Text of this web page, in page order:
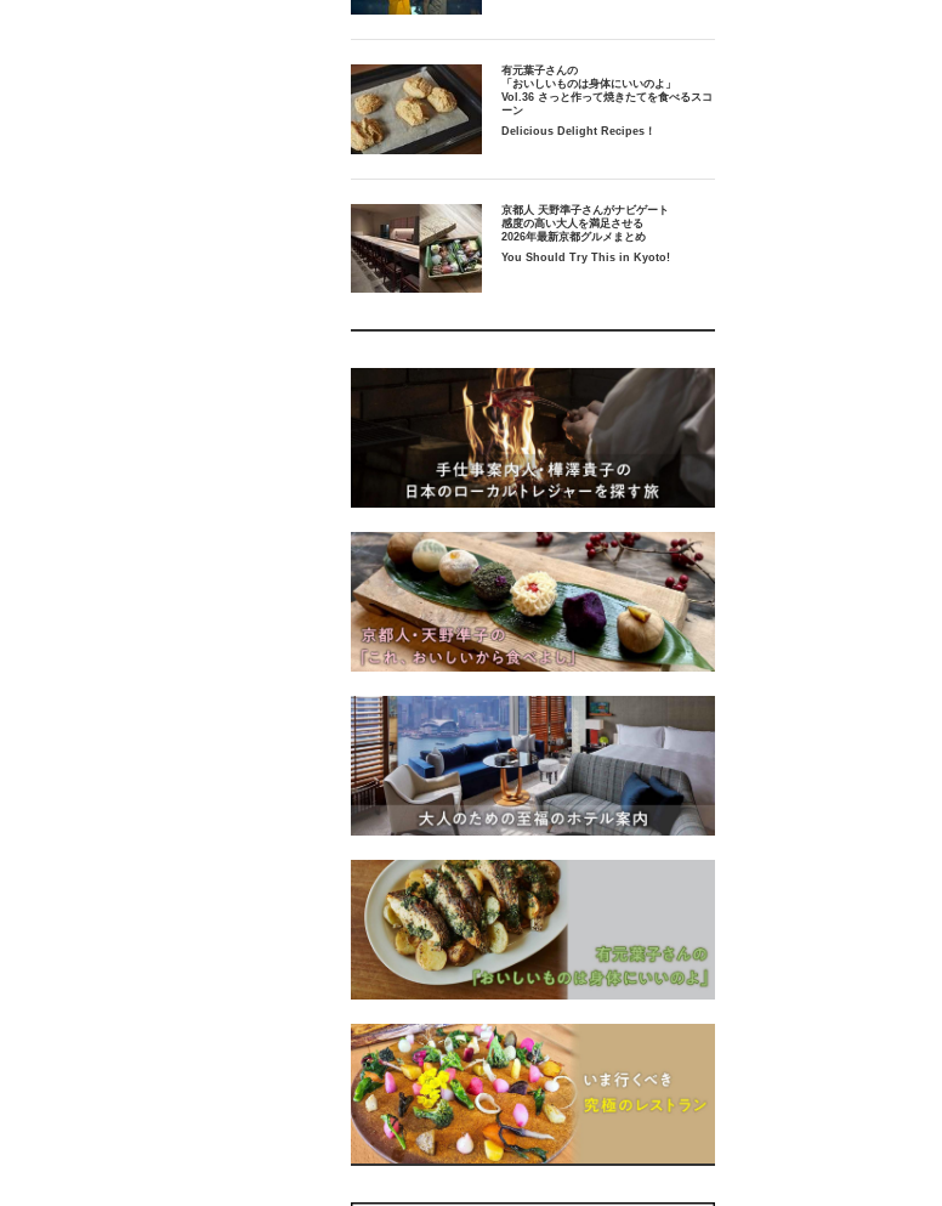
有元葉子さんの
「おいしいものは身体にいいのよ」
Vol.36 さっと作って焼きたてを食べるスコ
ーン
Delicious Delight Recipes！
京都人 天野準子さんがナビゲート
感度の高い大人を満足させる
2026年最新京都グルメまとめ
You Should Try This in Kyoto!